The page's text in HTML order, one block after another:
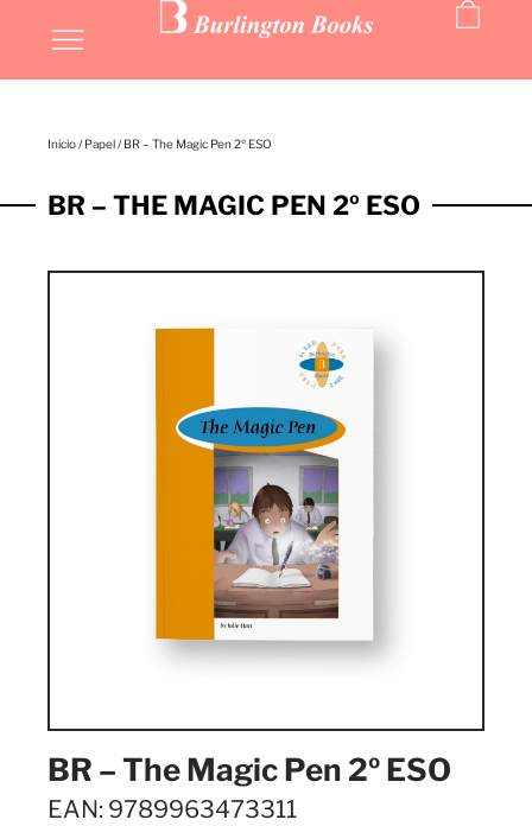
Inicio/ Papel/ BR – The Magic Pen 2º ESO
BR – THE MAGIC PEN 2º ESO
BR – The Magic Pen 2º ESO
EAN: 9789963473311